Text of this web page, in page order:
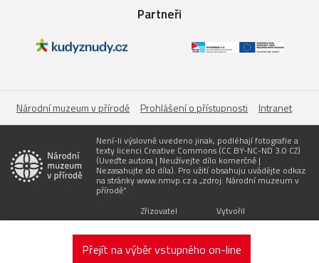
Přejít na výběr vstupného on-line
Partneři
Národní muzeum v přírodě Prohlášení o přístupnosti Intranet
Není-li výslovně uvedeno jinak, podléhají fotografie a
texty licenci Creative Commons (CC BY-NC-ND 3.0 CZ)
(Uveďte autora | Neužívejte dílo komerčně |
Nezasahujte do díla). Pro užití obsahuju uvádějte odkaz
na stránky www.nmvp.cz a „zdroj: Národní muzeum v
přírodě“
Zřizovatel
Vytvořil